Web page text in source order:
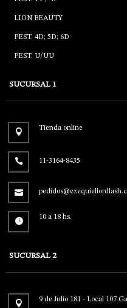
LION BEAUTY
PEST. 4D; 5D; 6D
PEST. U/UU
SUCURSAL 1
Tienda online
11-3164-8435
10 a 18 hs.
SUCURSAL 2
9 de Julio 181 - Local 107